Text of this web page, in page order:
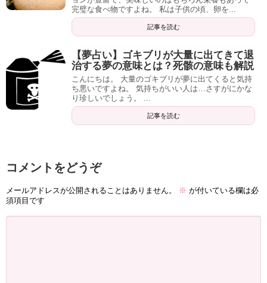
完璧な食べ物ですよね。 私は子供の頃、卵を...
記事を読む
【夢占い】ゴキブリが大量に出てきて退
治する夢の意味とは？死骸の意味も解説
こんにちは。 大量のゴキブリが夢に出てくると気持
ち悪いですよね。 気持ちがいい人は…さすがにかな
り珍しいでしょう。 ...
記事を読む
コメントをどうぞ
メールアドレスが公開されることはありません。 ※ が付いている欄は必
須項目です